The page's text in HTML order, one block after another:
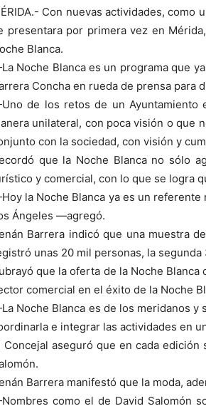
Con nuevas actividades, como
presentara por primera vez en
Blanca.
Noche Blanca es un programa que
Concha en rueda de prensa para
de los retos de un Ayuntamiento
unilateral, con poca visión o que
con la sociedad, con visión y
que la Noche Blanca no sólo
y comercial, con lo que se logra
la Noche Blanca ya es un referente
Ángeles —agregó.
Barrera indicó que una muestra
unas 20 mil personas, la
que la oferta de la Noche
comercial en el éxito de la Noche
Noche Blanca es de los meridanos
e integrar las actividades en
Concejal aseguró que en cada
Barrera manifestó que la moda,
como el de David Salomón